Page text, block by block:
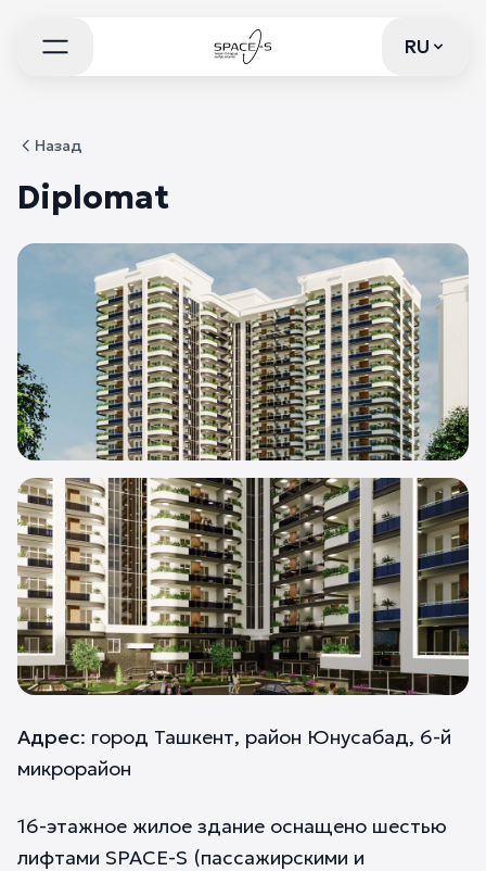
RU
RU
Назад
Diplomat
Адрес: город Ташкент, район Юнусабад, 6-й
микрорайон
16-этажное жилое здание оснащено шестью
лифтами SPACE-S (пассажирскими и